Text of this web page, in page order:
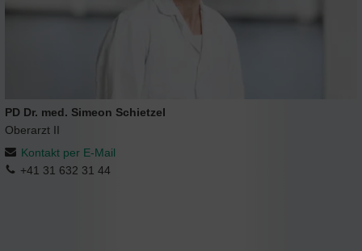
PD Dr. med. Simeon Schietzel
Oberarzt II
Kontakt per E-Mail
+41 31 632 31 44